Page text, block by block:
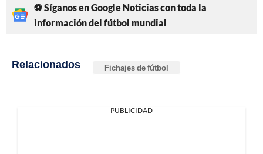
⚽ Síganos en Google Noticias con toda la
información del fútbol mundial
Relacionados Fichajes de fútbol
PUBLICIDAD